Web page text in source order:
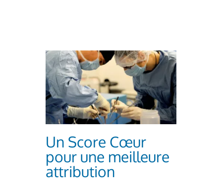
Un Score Cœur
pour une meilleure
attribution